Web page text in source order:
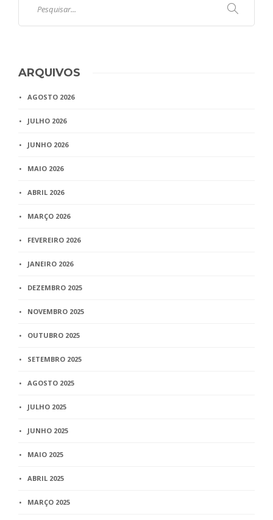
ARQUIVOS
AGOSTO 2026
JULHO 2026
JUNHO 2026
MAIO 2026
ABRIL 2026
MARÇO 2026
FEVEREIRO 2026
JANEIRO 2026
DEZEMBRO 2025
NOVEMBRO 2025
OUTUBRO 2025
SETEMBRO 2025
AGOSTO 2025
JULHO 2025
JUNHO 2025
MAIO 2025
ABRIL 2025
MARÇO 2025